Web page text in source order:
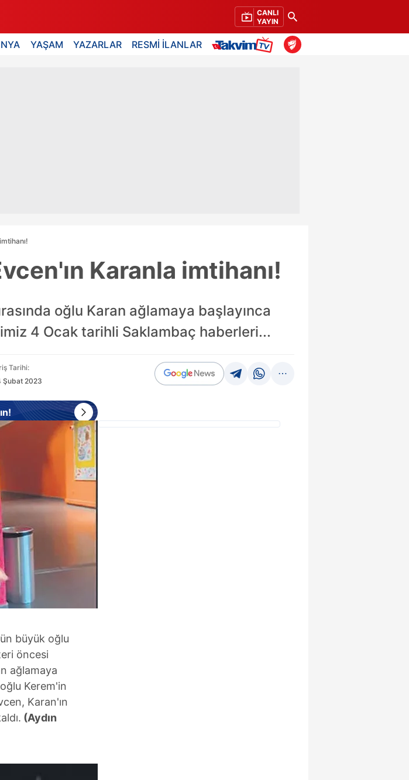
CANLI
YAYIN
YAŞAM YAZARLAR RESMİ İLANLAR
Karanla imtihanı!
oğlu Karan ağlamaya başlayınca
4 Ocak tarihli Saklambaç haberleri...
Tarihi:
Şubat 2023
büyük oğlu
öncesi
ağlamaya
Kerem'in
Karan'ın
(Aydın